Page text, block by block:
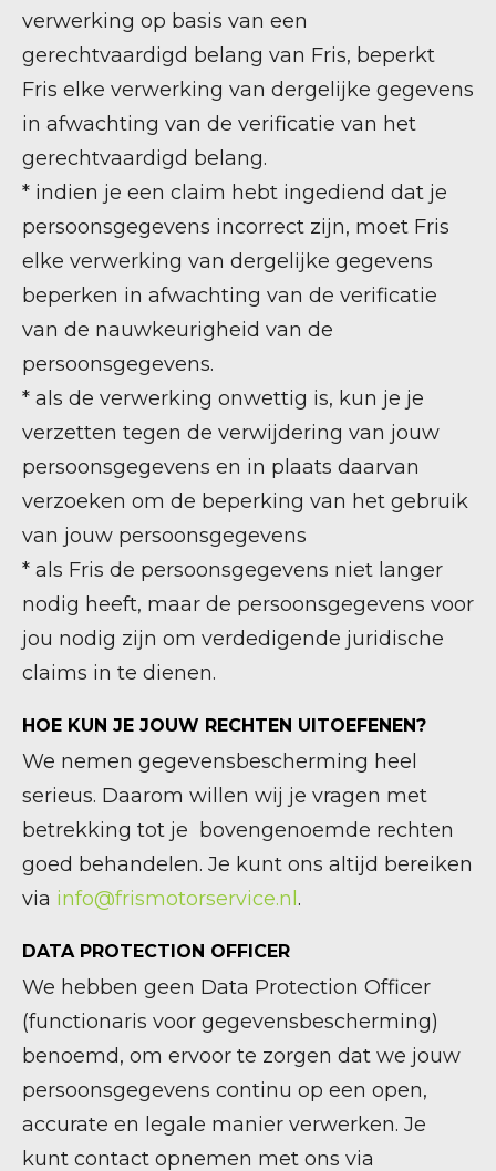
verwerking op basis van een
gerechtvaardigd belang van Fris, beperkt
Fris elke verwerking van dergelijke gegevens
in afwachting van de verificatie van het
gerechtvaardigd belang.
* indien je een claim hebt ingediend dat je
persoonsgegevens incorrect zijn, moet Fris
elke verwerking van dergelijke gegevens
beperken in afwachting van de verificatie
van de nauwkeurigheid van de
persoonsgegevens.
* als de verwerking onwettig is, kun je je
verzetten tegen de verwijdering van jouw
persoonsgegevens en in plaats daarvan
verzoeken om de beperking van het gebruik
van jouw persoonsgegevens
* als Fris de persoonsgegevens niet langer
nodig heeft, maar de persoonsgegevens voor
jou nodig zijn om verdedigende juridische
claims in te dienen.
HOE KUN JE JOUW RECHTEN UITOEFENEN?
We nemen gegevensbescherming heel
serieus. Daarom willen wij je vragen met
betrekking tot je bovengenoemde rechten
goed behandelen. Je kunt ons altijd bereiken
via info@frismotorservice.nl .
DATA PROTECTION OFFICER
We hebben geen Data Protection Officer
(functionaris voor gegevensbescherming)
benoemd, om ervoor te zorgen dat we jouw
persoonsgegevens continu op een open,
accurate en legale manier verwerken. Je
kunt contact opnemen met ons via